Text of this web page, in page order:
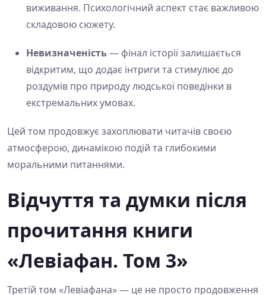
виживання. Психологічний аспект стає важливою
складовою сюжету.
Невизначеність— фінал історії залишається
відкритим, що додає інтриги та стимулює до
роздумів про природу людської поведінки в
екстремальних умовах.
Цей том продовжує захоплювати читачів своєю
атмосферою, динамікою подій та глибокими
моральними питаннями.
Відчуття та думки після
прочитання книги
«Левіафан. Том 3»
Третій том «Левіафана» — це не просто продовження